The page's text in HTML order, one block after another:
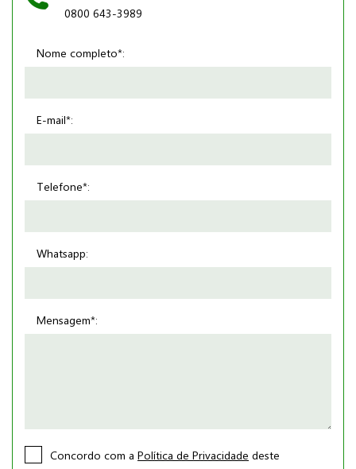
0800 643-3989
Nome completo*:
E-mail*:
Telefone*:
Whatsapp:
Mensagem*:
Concordo com a Política de Privacidade deste